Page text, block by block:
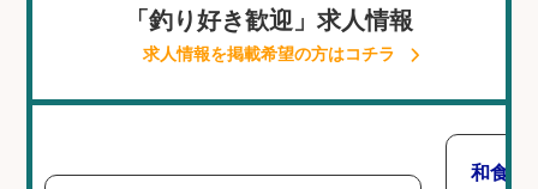
「釣り好き歓迎」求人情報
求人情報を掲載希望の方はコチラ
和食,